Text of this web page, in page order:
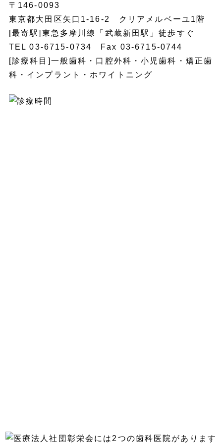
〒146-0093
東京都大田区矢口1-16-2 クリアメルベーユ1階
[最寄駅]東急多摩川線「武蔵新田駅」徒歩すぐ
TEL 03-6715-0734 Fax 03-6715-0744
[診療科目]一般歯科・口腔外科・小児歯科・矯正歯
科・インプラント・ホワイトニング